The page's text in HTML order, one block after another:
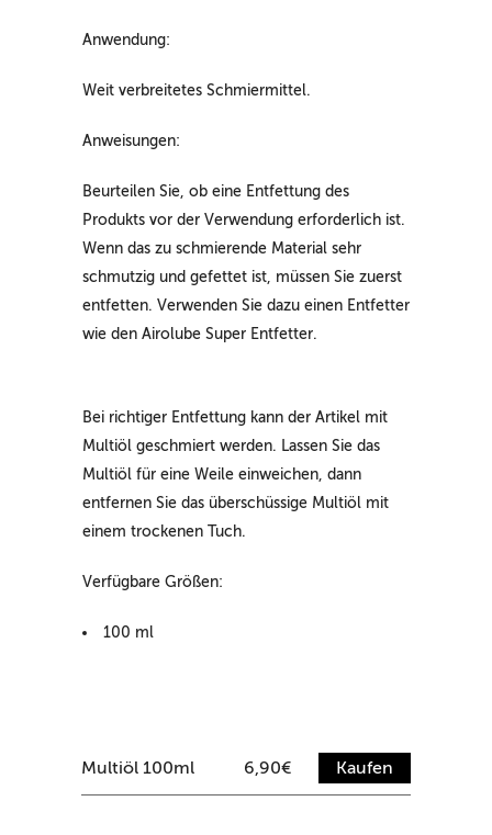
Anwendung:
Weit verbreitetes Schmiermittel.
Anweisungen:
Beurteilen Sie, ob eine Entfettung des
Produkts vor der Verwendung erforderlich ist.
Wenn das zu schmierende Material sehr
schmutzig und gefettet ist, müssen Sie zuerst
entfetten. Verwenden Sie dazu einen Entfetter
wie den Airolube Super Entfetter.
Bei richtiger Entfettung kann der Artikel mit
Multiöl geschmiert werden. Lassen Sie das
Multiöl für eine Weile einweichen, dann
entfernen Sie das überschüssige Multiöl mit
einem trockenen Tuch.
Verfügbare Größen:
100 ml
Multiöl 100ml 6,90€ Kaufen